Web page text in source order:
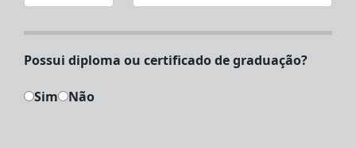
Possui diploma ou certificado de graduação?
Sim Não